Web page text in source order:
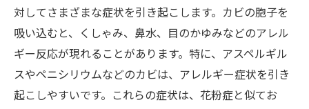
対してさまざまな症状を引き起こします。カビの胞子を
吸い込むと、くしゃみ、鼻水、目のかゆみなどのアレル
ギー反応が現れることがあります。特に、アスペルギル
スやペニシリウムなどのカビは、アレルギー症状を引き
起こしやすいです。これらの症状は、花粉症と似てお